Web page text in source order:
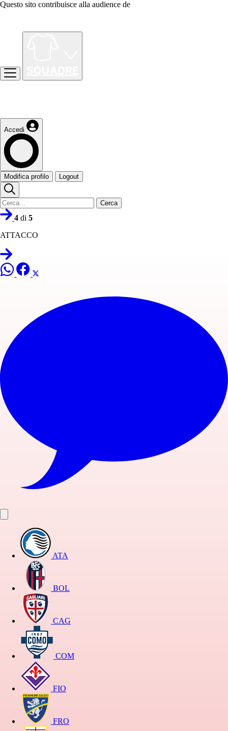
Questo sito contribuisce alla audience de
Accedi
Modifica profilo Logout
Cerca
4 di 5
ATTACCO
ATA
BOL
CAG
COM
FIO
FRO